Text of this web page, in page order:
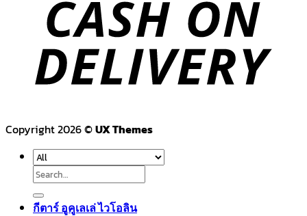
Copyright 2026 ©UX Themes
Search
for:
กีตาร์ อูคูเลเล่ ไวโอลิน